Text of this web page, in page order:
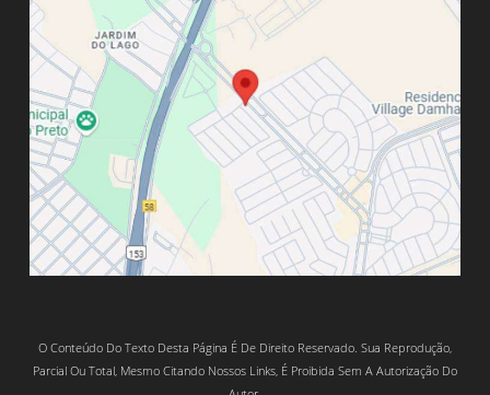
O Conteúdo Do Texto Desta Página É De Direito Reservado. Sua Reprodução,
Parcial Ou Total, Mesmo Citando Nossos Links, É Proibida Sem A Autorização Do